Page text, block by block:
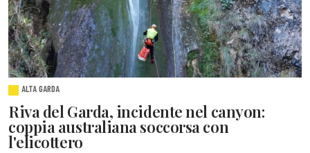
ALTA GARDA
Riva del Garda, incidente nel canyon:
coppia australiana soccorsa con
l'elicottero